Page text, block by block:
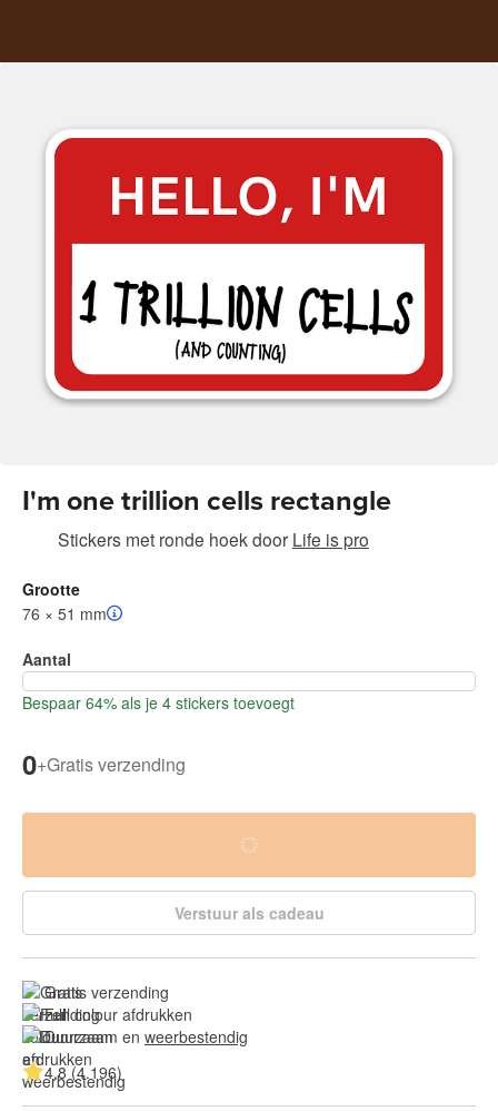
I'm one trillion cells rectangle
Stickers met ronde hoek door Life is pro
Grootte
76 × 51 mm
Aantal
Bespaar 64% als je 4 stickers toevoegt
0+Gratis verzending
Verstuur als cadeau
Gratis verzending
Full colour afdrukken
Duurzaam en weerbestendig
4.8 (4.196)